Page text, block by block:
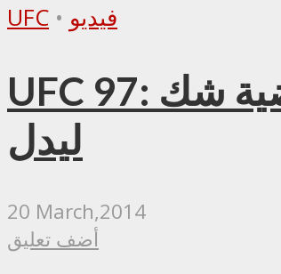
UFC • فيديو
UFC 97: موريسيو “شوغن” روا يفوز على أسطورة الضربات القاضية شك
ليدل
20 March,2014
أضف تعليق